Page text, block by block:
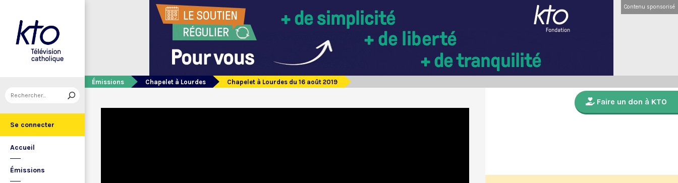
Se connecter
Accueil
Émissions
Contenu sponsorisé
Émissions Chapelet à Lourdes Chapelet à Lourdes du 16 août 2019
Faire un don à KTO